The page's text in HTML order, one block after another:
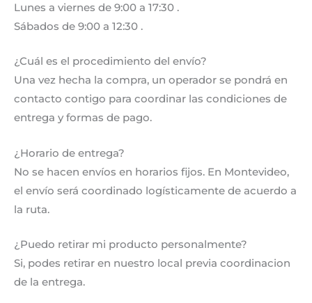
Lunes a viernes de 9:00 a 17:30 .
Sábados de 9:00 a 12:30 .
¿Cuál es el procedimiento del envío?
Una vez hecha la compra, un operador se pondrá en
contacto contigo para coordinar las condiciones de
entrega y formas de pago.
¿Horario de entrega?
No se hacen envíos en horarios fijos. En Montevideo,
el envío será coordinado logísticamente de acuerdo a
la ruta.
¿Puedo retirar mi producto personalmente?
Si, podes retirar en nuestro local previa coordinacion
de la entrega.